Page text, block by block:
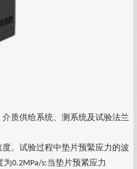
质供给系统、测系统及试验法兰
。试验过程中垫片预緊应力的波
为0.2MPa/s:当垫片预紧应力